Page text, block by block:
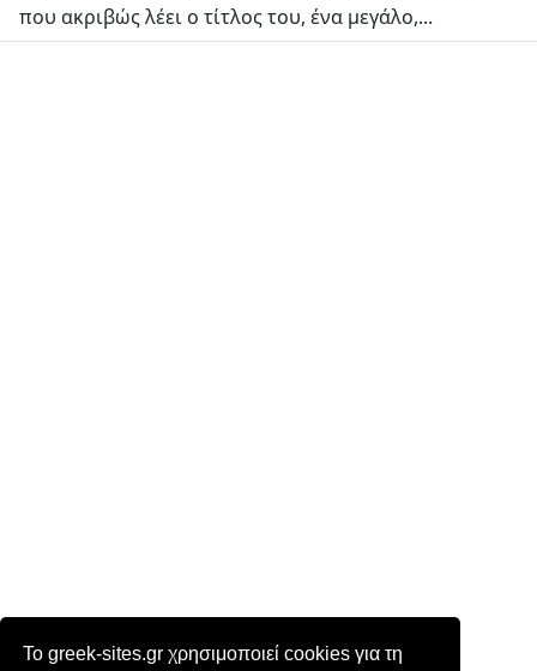
Το greek-sites.gr χρησιμοποιεί cookies για τη
που ακριβώς λέει ο τίτλος του, ένα μεγάλο,...